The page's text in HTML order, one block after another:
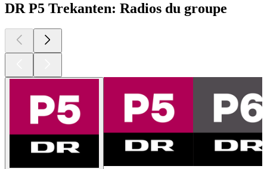
DR P5 Trekanten: Radios du groupe